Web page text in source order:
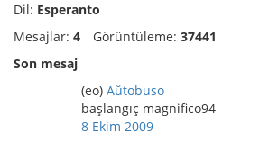
Dil: Esperanto
Mesajlar: 4 Görüntüleme: 37441
Son mesaj
(eo) Aŭtobuso
başlangıç magnifico94
8 Ekim 2009